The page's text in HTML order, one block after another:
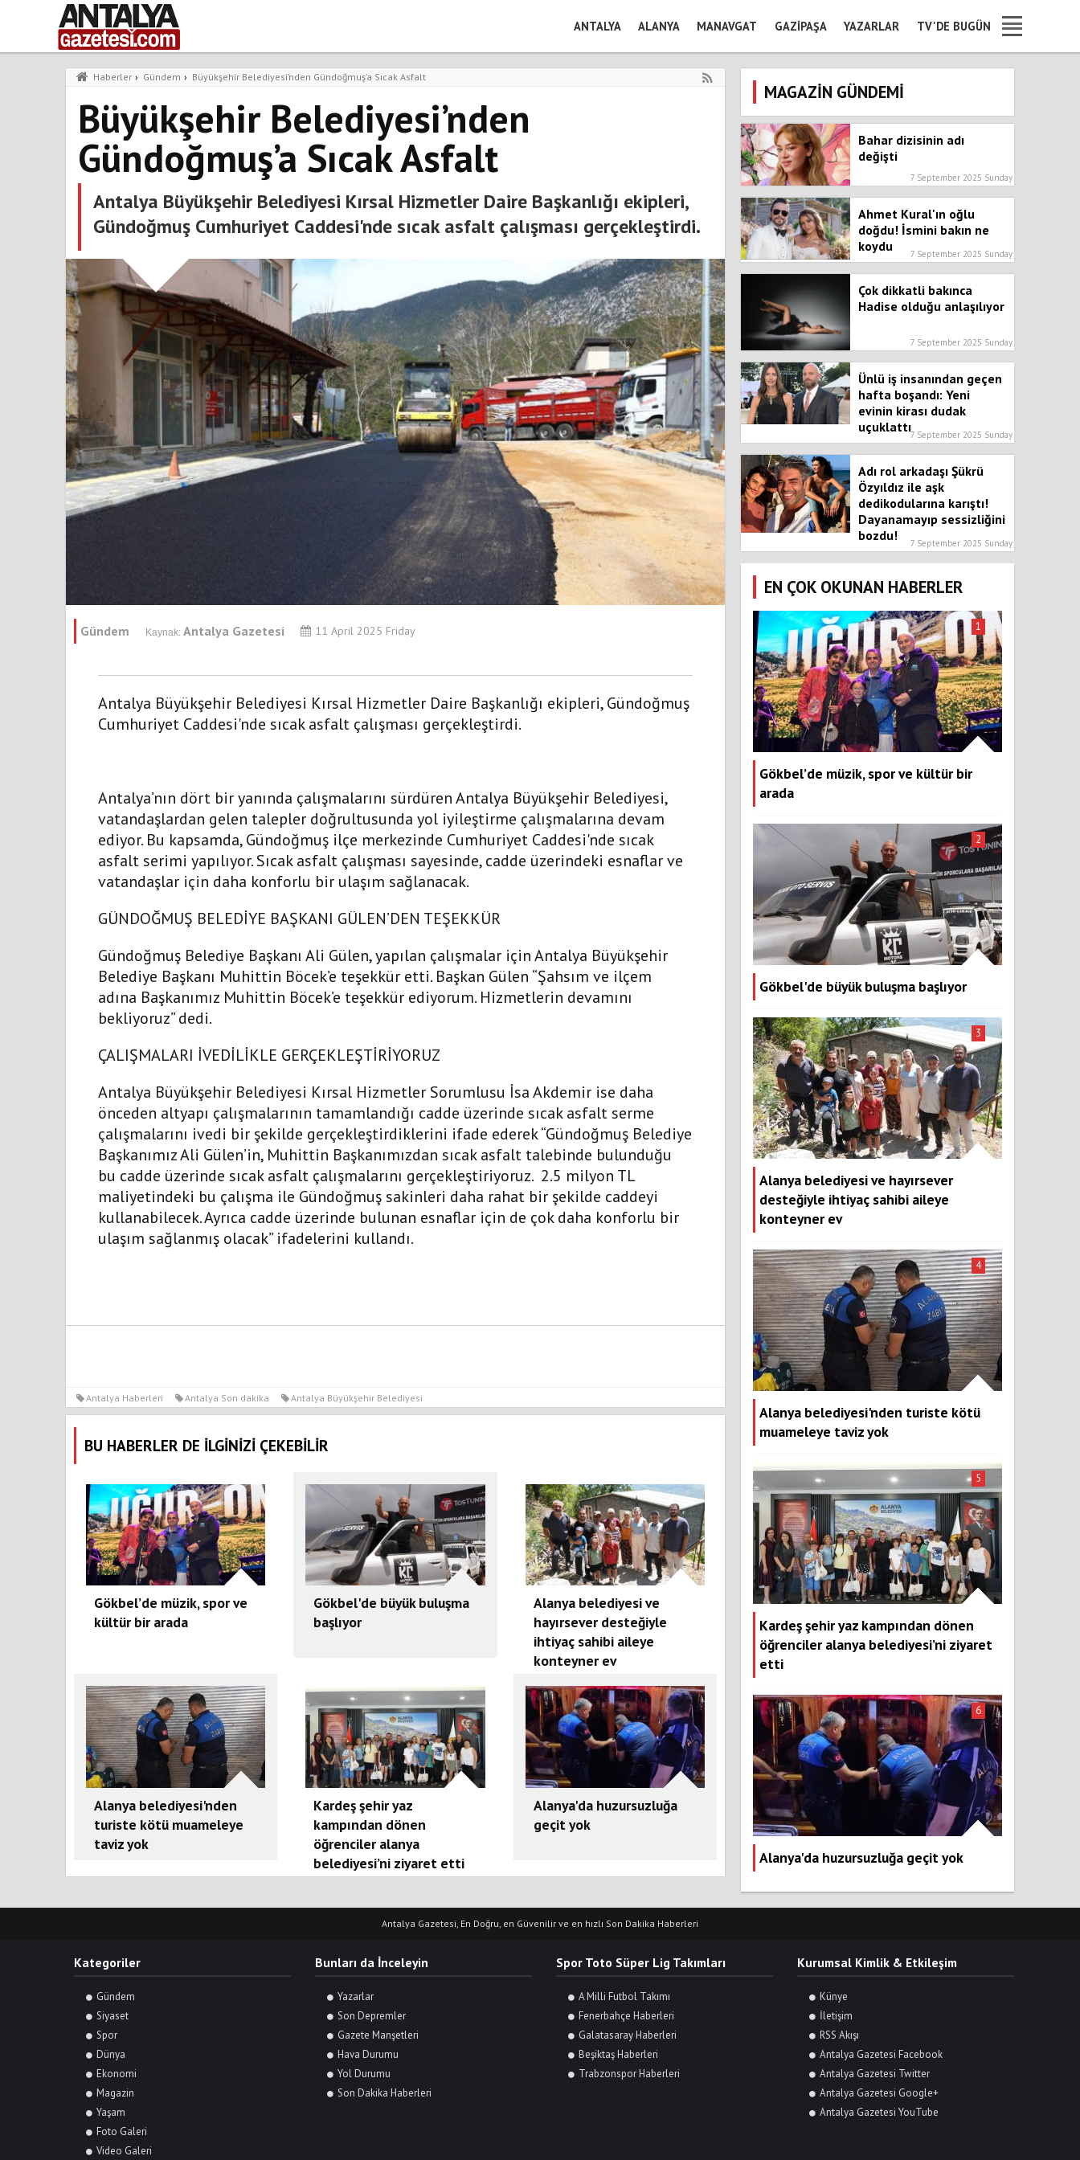
ANTALYA ALANYA MANAVGAT GAZIPAŞA YAZARLAR TV'DE BUGÜN
Haberler › Gündem › Büyükşehir Belediyesi’nden Gündoğmuş’a Sıcak Asfalt
Büyükşehir Belediyesi’nden
Gündoğmuş’a Sıcak Asfalt
Antalya Büyükşehir Belediyesi Kırsal Hizmetler Daire Başkanlığı ekipleri,
Gündoğmuş Cumhuriyet Caddesi'nde sıcak asfalt çalışması gerçekleştirdi.
Gündem Antalya Gazetesi 11 April 2025 Friday
Antalya Büyükşehir Belediyesi Kırsal Hizmetler Daire Başkanlığı ekipleri, Gündoğmuş
Cumhuriyet Caddesi'nde sıcak asfalt çalışması gerçekleştirdi.
Antalya’nın dört bir yanında çalışmalarını sürdüren Antalya Büyükşehir Belediyesi,
vatandaşlardan gelen talepler doğrultusunda yol iyileştirme çalışmalarına devam
ediyor. Bu kapsamda, Gündoğmuş ilçe merkezinde Cumhuriyet Caddesi'nde sıcak
asfalt serimi yapılıyor. Sıcak asfalt çalışması sayesinde, cadde üzerindeki esnaflar ve
vatandaşlar için daha konforlu bir ulaşım sağlanacak.
GÜNDOĞMUŞ BELEDİYE BAŞKANI GÜLEN’DEN TEŞEKKÜR
Gündoğmuş Belediye Başkanı Ali Gülen, yapılan çalışmalar için Antalya Büyükşehir
Belediye Başkanı Muhittin Böcek’e teşekkür etti. Başkan Gülen “Şahsım ve ilçem
adına Başkanımız Muhittin Böcek’e teşekkür ediyorum. Hizmetlerin devamını
bekliyoruz” dedi.
ÇALIŞMALARI İVEDİLİKLE GERÇEKLEŞTİRİYORUZ
Antalya Büyükşehir Belediyesi Kırsal Hizmetler Sorumlusu İsa Akdemir ise daha
önceden altyapı çalışmalarının tamamlandığı cadde üzerinde sıcak asfalt serme
çalışmalarını ivedi bir şekilde gerçekleştirdiklerini ifade ederek “Gündoğmuş Belediye
Başkanımız Ali Gülen’in, Muhittin Başkanımızdan sıcak asfalt talebinde bulunduğu
bu cadde üzerinde sıcak asfalt çalışmalarını gerçekleştiriyoruz. 2.5 milyon TL
maliyetindeki bu çalışma ile Gündoğmuş sakinleri daha rahat bir şekilde caddeyi
kullanabilecek. Ayrıca cadde üzerinde bulunan esnaflar için de çok daha konforlu bir
ulaşım sağlanmış olacak” ifadelerini kullandı.
Antalya Haberleri Antalya Son dakika Antalya Büyükşehir Belediyesi
BU HABERLER DE İLGİNİZİ ÇEKEBİLİR
Gökbel’de müzik, spor ve
kültür bir arada
Gökbel'de büyük buluşma
başlıyor
Alanya belediyesi ve
hayırsever desteğiyle
ihtiyaç sahibi aileye
konteyner ev
Alanya belediyesi'nden
turiste kötü muameleye
taviz yok
Kardeş şehir yaz
kampından dönen
öğrenciler alanya
belediyesi’ni ziyaret etti
Alanya'da huzursuzluğa
geçit yok
MAGAZİN GÜNDEMİ
Bahar dizisinin adı
değişti
7 September 2025 Sunday
Ahmet Kural'ın oğlu
doğdu! İsmini bakın ne
koydu
7 September 2025 Sunday
Çok dikkatli bakınca
Hadise olduğu anlaşılıyor
7 September 2025 Sunday
Ünlü iş insanından geçen
hafta boşandı: Yeni
evinin kirası dudak
uçuklattı7 September 2025 Sunday
Adı rol arkadaşı Şükrü
Özyıldız ile aşk
dedikodularına karıştı!
Dayanamayıp sessizliğini
bozdu!
7 September 2025 Sunday
EN ÇOK OKUNAN HABERLER
Gökbel’de müzik, spor ve kültür bir
arada
1
Gökbel'de büyük buluşma başlıyor
2
Alanya belediyesi ve hayırsever
desteğiyle ihtiyaç sahibi aileye
konteyner ev
3
Alanya belediyesi'nden turiste kötü
muameleye taviz yok
4
Kardeş şehir yaz kampından dönen
öğrenciler alanya belediyesi’ni ziyaret
etti
5
Alanya'da huzursuzluğa geçit yok
6
Antalya Gazetesi, En Doğru, en Güvenilir ve en hızlı Son Dakika Haberleri
Kategoriler
Gündem
Siyaset
Spor
Dünya
Ekonomi
Magazin
Yaşam
Foto Galeri
Video Galeri
Bunları da İnceleyin
Yazarlar
Son Depremler
Gazete Manşetleri
Hava Durumu
Yol Durumu
Son Dakika Haberleri
Spor Toto Süper Lig Takımları
A Milli Futbol Takımı
Fenerbahçe Haberleri
Galatasaray Haberleri
Beşiktaş Haberleri
Trabzonspor Haberleri
Kurumsal Kimlik & Etkileşim
Künye
İletişim
RSS Akışı
Antalya Gazetesi Facebook
Antalya Gazetesi Twitter
Antalya Gazetesi Google+
Antalya Gazetesi YouTube